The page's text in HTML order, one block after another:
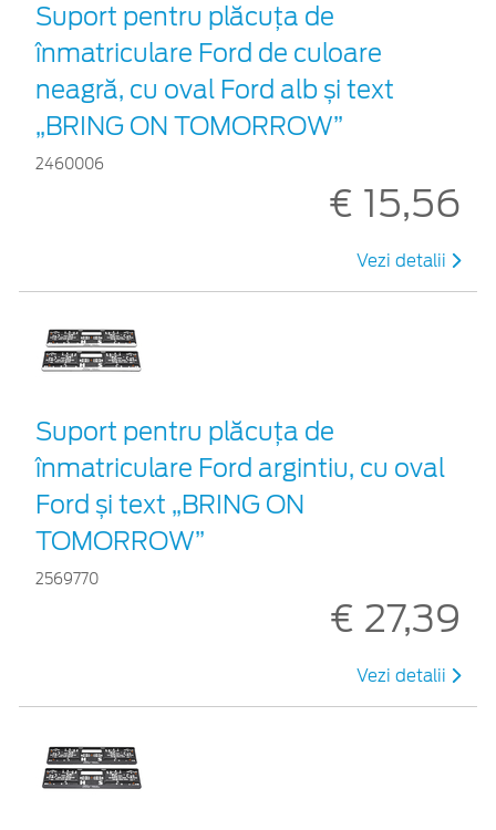
Suport pentru plăcuța de
înmatriculare Ford de culoare
neagră, cu oval Ford alb și text
„BRING ON TOMORROW”
2460006
€ 15,56
Vezi detalii
Suport pentru plăcuța de
înmatriculare Ford argintiu, cu oval
Ford și text „BRING ON
TOMORROW”
2569770
€ 27,39
Vezi detalii